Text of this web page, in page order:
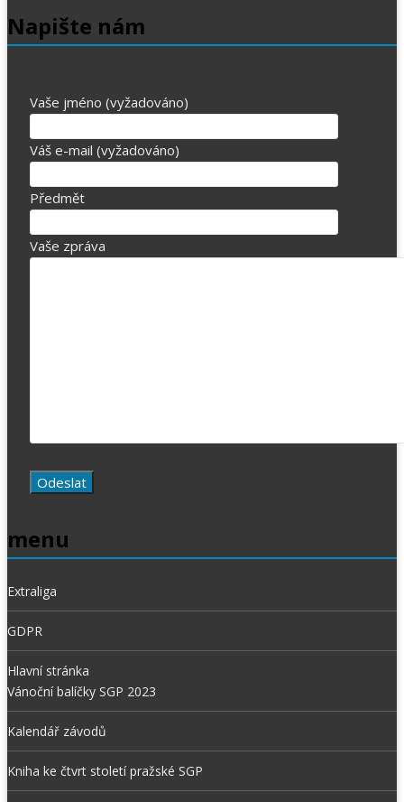
Napište nám
Vaše jméno (vyžadováno)
Váš e-mail (vyžadováno)
Předmět
Vaše zpráva
menu
Extraliga
GDPR
Hlavní stránka
Vánoční balíčky SGP 2023
Kalendář závodů
Kniha ke čtvrt století pražské SGP